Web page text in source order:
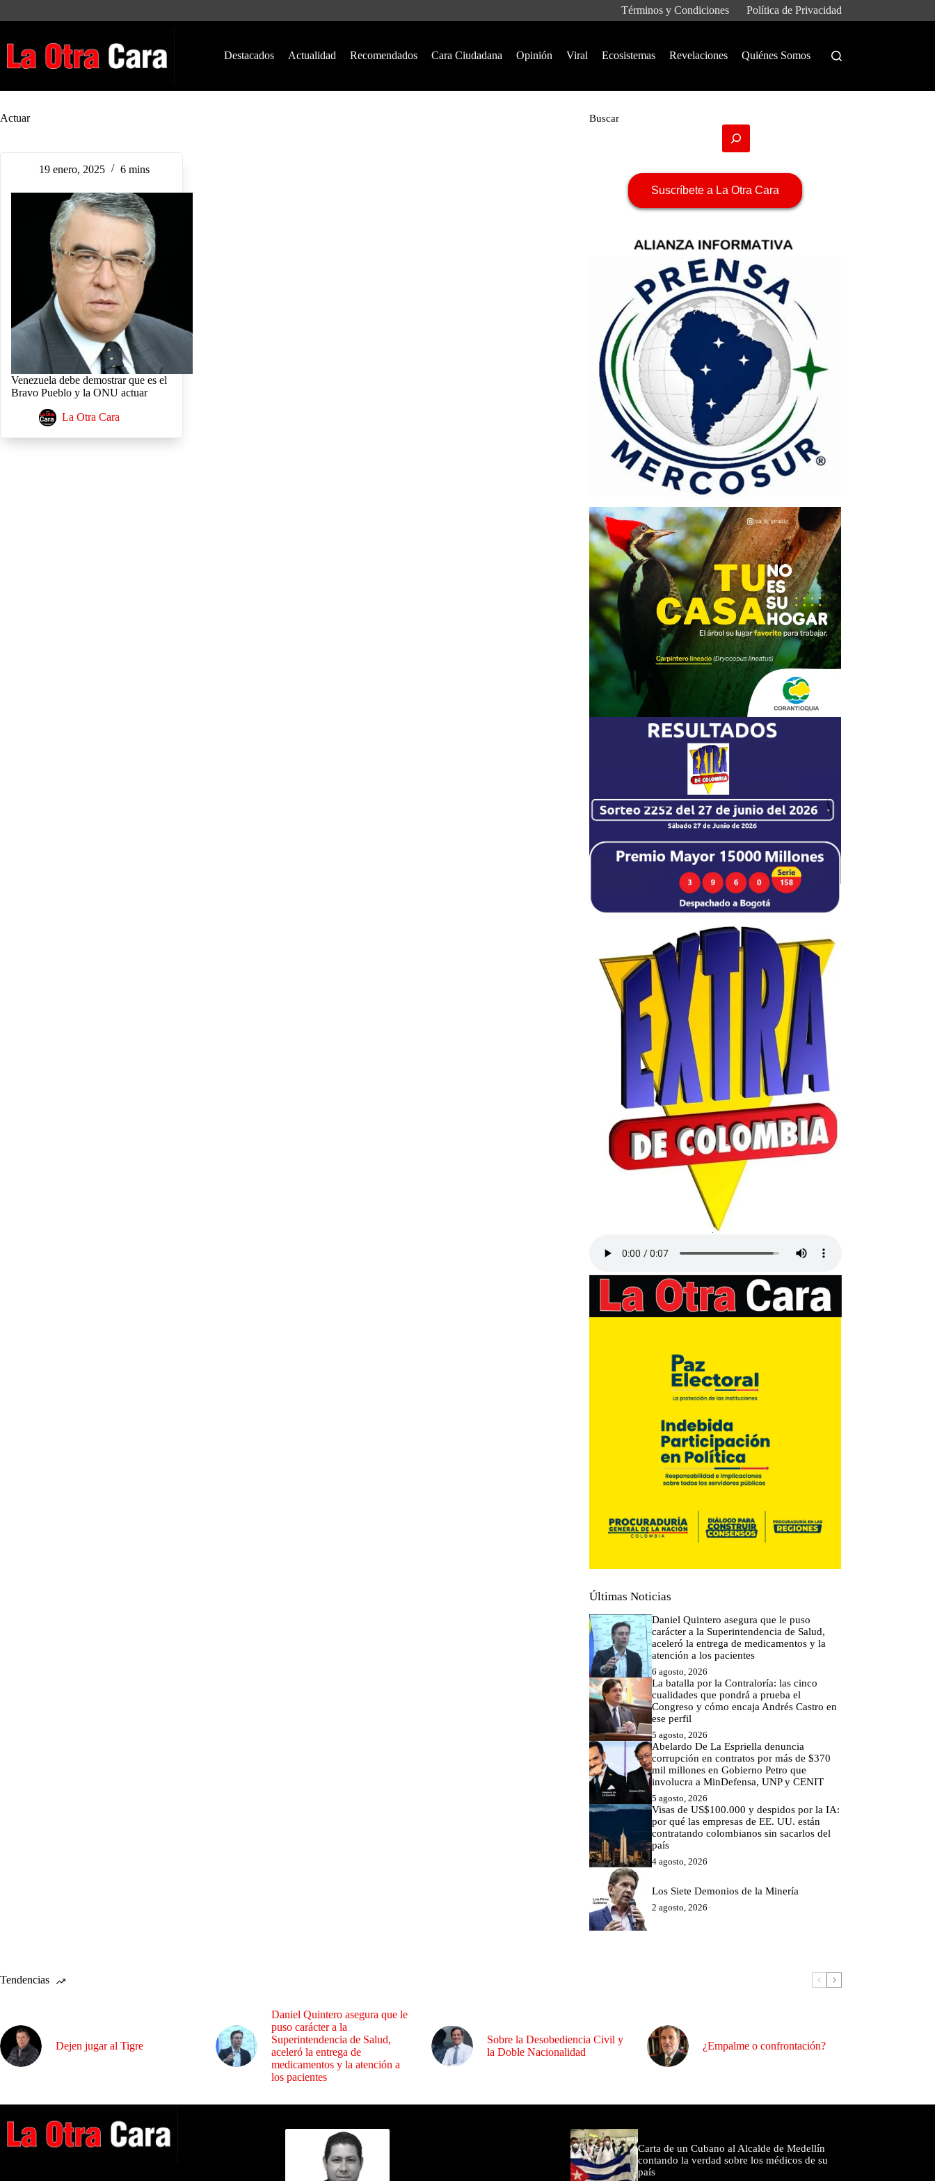
Términos y Condiciones Política de Privacidad
Destacados Actualidad Recomendados Cara Ciudadana Opinión Viral Ecosistemas Revelaciones Quiénes Somos
Actuar
19 enero, 2025 6 mins
Venezuela debe demostrar que es el
Bravo Pueblo y la ONU actuar
La Otra Cara
Buscar
Suscríbete a La Otra Cara
Últimas Noticias
Daniel Quintero asegura que le puso
carácter a la Superintendencia de Salud,
aceleró la entrega de medicamentos y la
atención a los pacientes
6 agosto, 2026
La batalla por la Contraloría: las cinco
cualidades que pondrá a prueba el
Congreso y cómo encaja Andrés Castro en
ese perfil
5 agosto, 2026
Abelardo De La Espriella denuncia
corrupción en contratos por más de $370
mil millones en Gobierno Petro que
involucra a MinDefensa, UNP y CENIT
5 agosto, 2026
Visas de US$100.000 y despidos por la IA:
por qué las empresas de EE. UU. están
contratando colombianos sin sacarlos del
país
4 agosto, 2026
Los Siete Demonios de la Minería
2 agosto, 2026
Tendencias
Dejen jugar al Tigre
Daniel Quintero asegura que le
puso carácter a la
Superintendencia de Salud,
aceleró la entrega de
medicamentos y la atención a
los pacientes
Sobre la Desobediencia Civil y
la Doble Nacionalidad
¿Empalme o confrontación?
Carta de un Cubano al Alcalde de Medellín
contando la verdad sobre los médicos de su
país